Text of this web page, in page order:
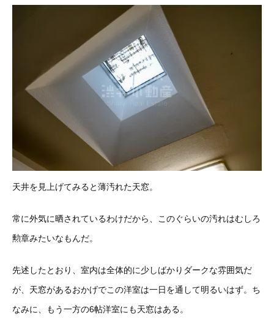
天井を見上げてみると薄汚れた天窓。
常に外気に晒されているわけだから、このぐらいの汚れはむしろ
勲章みたいなもんだ。
先述したとおり、室内は全体的に少しばかりダークな雰囲気だ
が、天窓があるおかげでこの洋室は一日を通して明るいはず。ち
なみに、もう一方の6帖洋室にも天窓はある。